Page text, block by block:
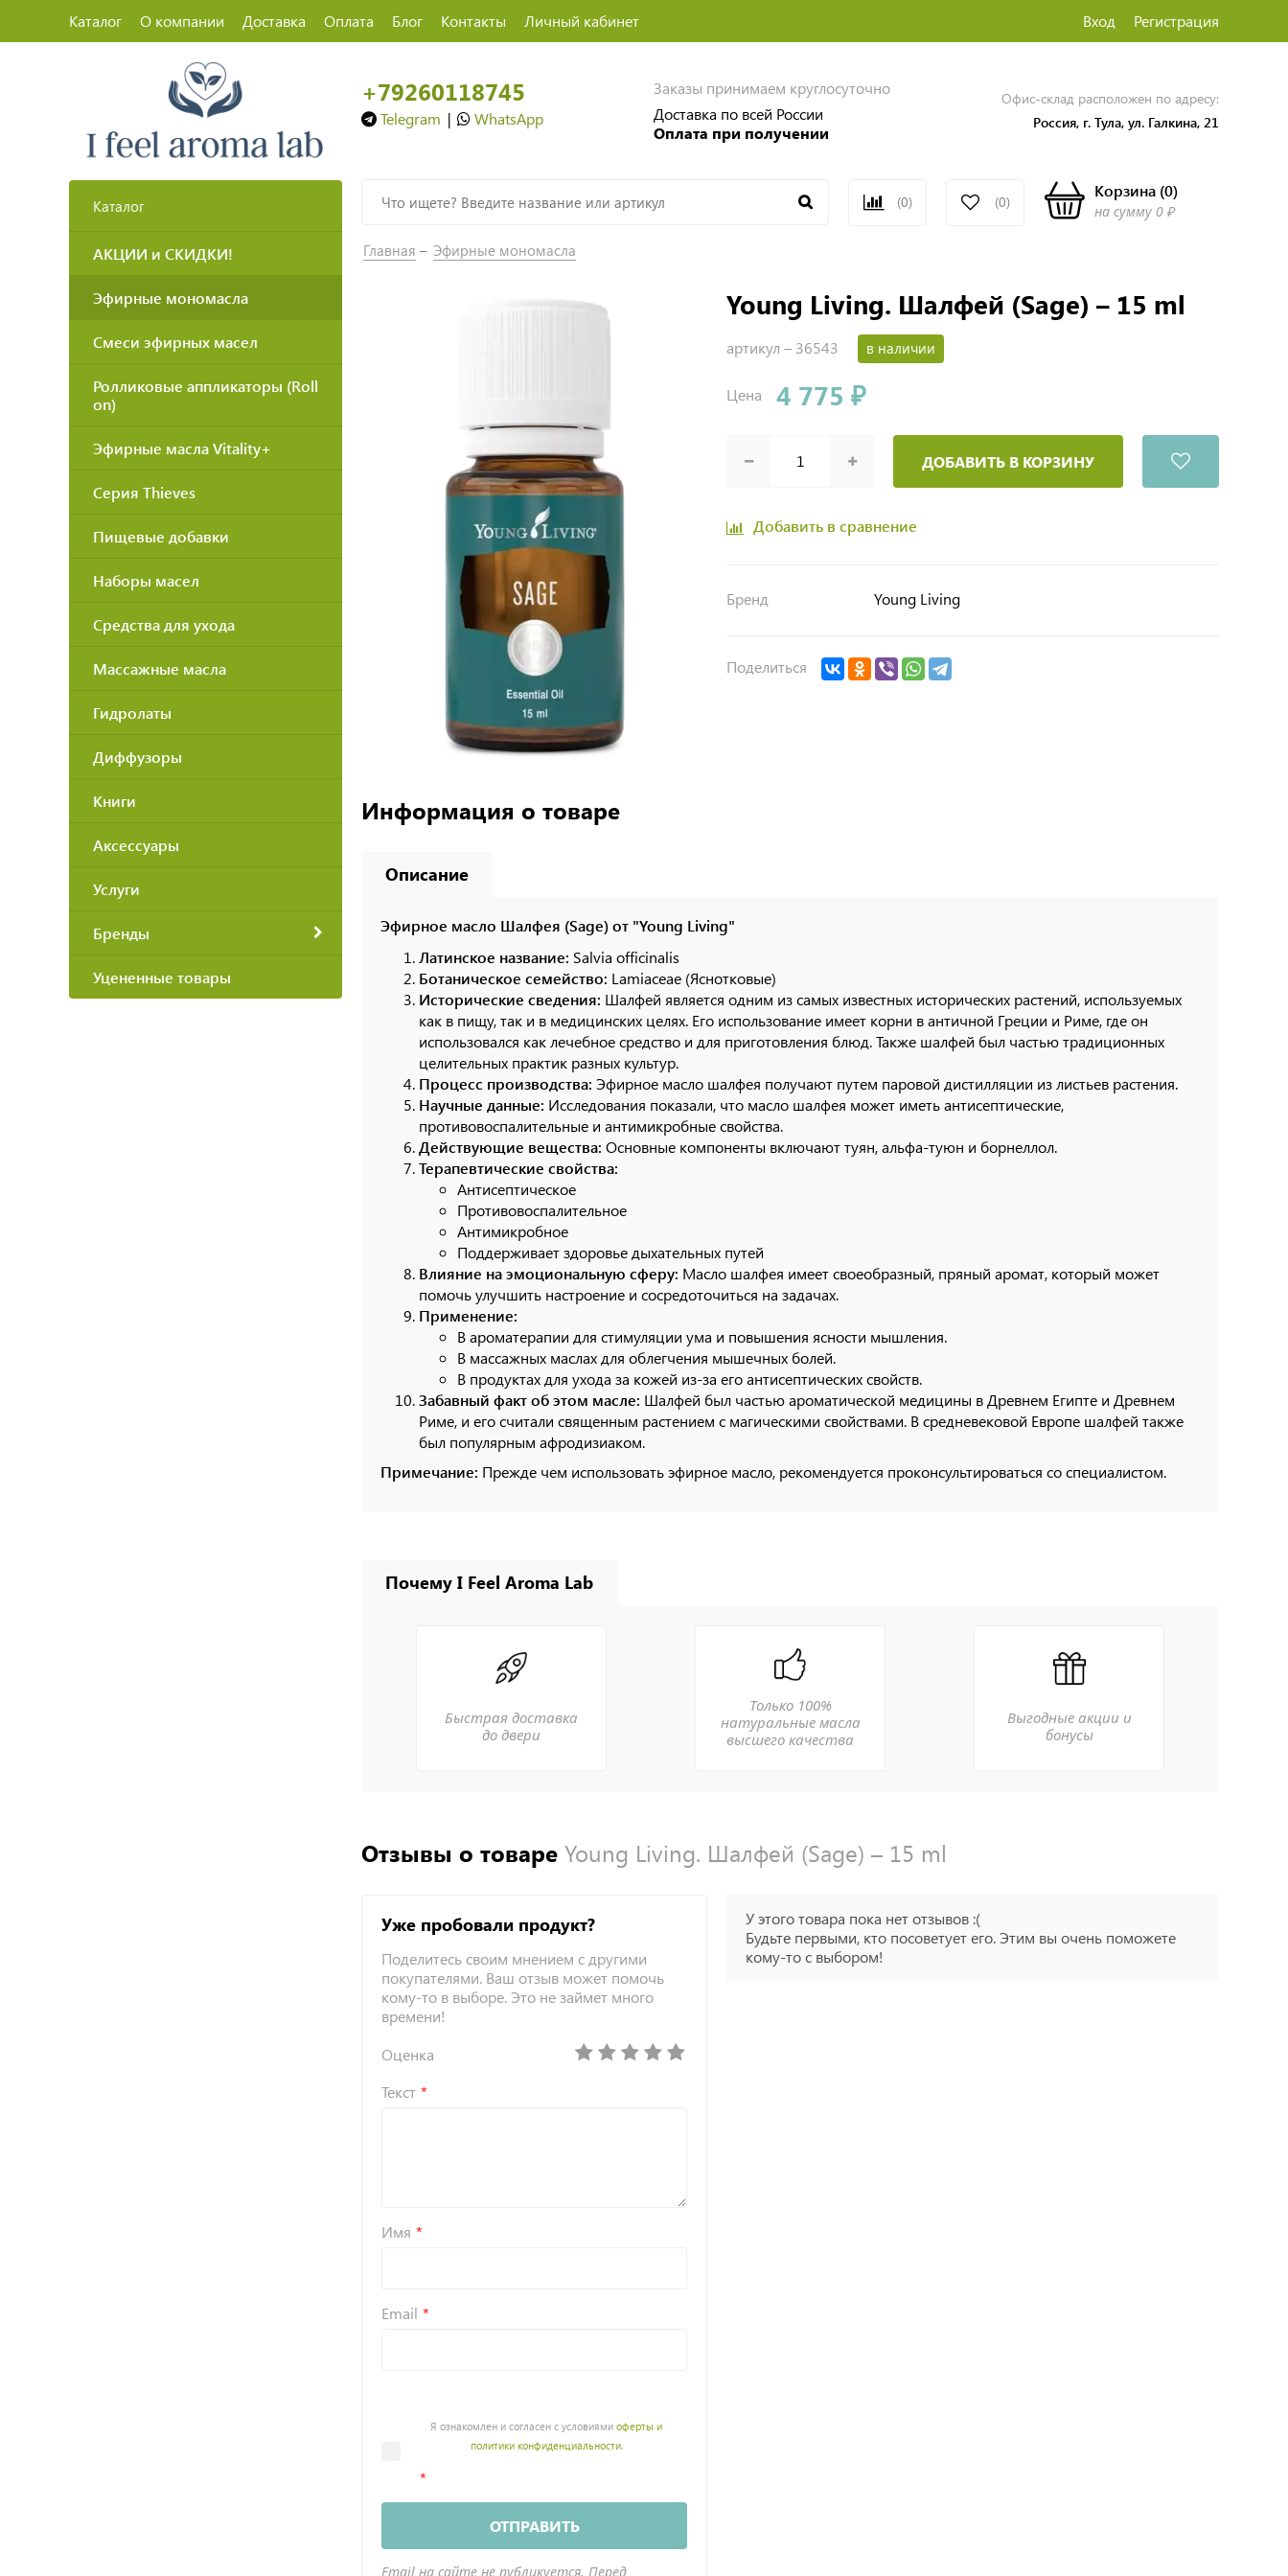
Каталог О компании Доставка Оплата Блог Контакты Личный кабинет Вход Регистрация
+79260118745
Telegram | WhatsApp
Заказы принимаем круглосуточно
Доставка по всей России
Оплата при получении
Офис-склад расположен по адресу:
Россия, г. Тула, ул. Галкина, 21
(0) (0)
Корзина(0)
на сумму 0 ₽
Каталог
АКЦИИ и СКИДКИ!
Эфирные мономасла
Смеси эфирных масел
Ролликовые аппликаторы (Roll
on)
Эфирные масла Vitality+
Серия Thieves
Пищевые добавки
Наборы масел
Средства для ухода
Массажные масла
Гидролаты
Диффузоры
Книги
Аксессуары
Услуги
Бренды
Уцененные товары
Главная Эфирные мономасла
Young Living. Шалфей (Sage) – 15 ml
артикул – 36543 в наличии
Цена 4 775 ₽
ДОБАВИТЬ В КОРЗИНУ
Добавить в сравнение
Бренд Young Living
Поделиться
Информация о товаре
Описание
Эфирное масло Шалфея (Sage) от "Young Living"
Латинское название: Salvia officinalis
Ботаническое семейство: Lamiaceae (Яснотковые)
Исторические сведения: Шалфей является одним из самых известных исторических растений, используемых
как в пищу, так и в медицинских целях. Его использование имеет корни в античной Греции и Риме, где он
использовался как лечебное средство и для приготовления блюд. Также шалфей был частью традиционных
целительных практик разных культур.
Процесс производства: Эфирное масло шалфея получают путем паровой дистилляции из листьев растения.
Научные данные: Исследования показали, что масло шалфея может иметь антисептические,
противовоспалительные и антимикробные свойства.
Действующие вещества: Основные компоненты включают туян, альфа-туюн и борнеллол.
Терапевтические свойства:
Антисептическое
Противовоспалительное
Антимикробное
Поддерживает здоровье дыхательных путей
Влияние на эмоциональную сферу: Масло шалфея имеет своеобразный, пряный аромат, который может
помочь улучшить настроение и сосредоточиться на задачах.
Применение:
В ароматерапии для стимуляции ума и повышения ясности мышления.
В массажных маслах для облегчения мышечных болей.
В продуктах для ухода за кожей из-за его антисептических свойств.
Забавный факт об этом масле: Шалфей был частью ароматической медицины в Древнем Египте и Древнем
Риме, и его считали священным растением с магическими свойствами. В средневековой Европе шалфей также
был популярным афродизиаком.
Примечание: Прежде чем использовать эфирное масло, рекомендуется проконсультироваться со специалистом.
Почему I Feel Aroma Lab
Быстрая доставка
до двери
Только 100%
натуральные масла
высшего качества
Выгодные акции и
бонусы
Отзывы о товаре Young Living. Шалфей (Sage) – 15 ml
Уже пробовали продукт?
Поделитесь своим мнением с другими
покупателями. Ваш отзыв может помочь
кому-то в выборе. Это не займет много
времени!
Оценка
Текст
Имя
Email
Я ознакомлен и согласен с условиямиоферты и
политики конфиденциальности.
ОТПРАВИТЬ
Email на сайте не публикуется. Перед
У этого товара пока нет отзывов :(
Будьте первыми, кто посоветует его. Этим вы очень поможете
кому-то с выбором!